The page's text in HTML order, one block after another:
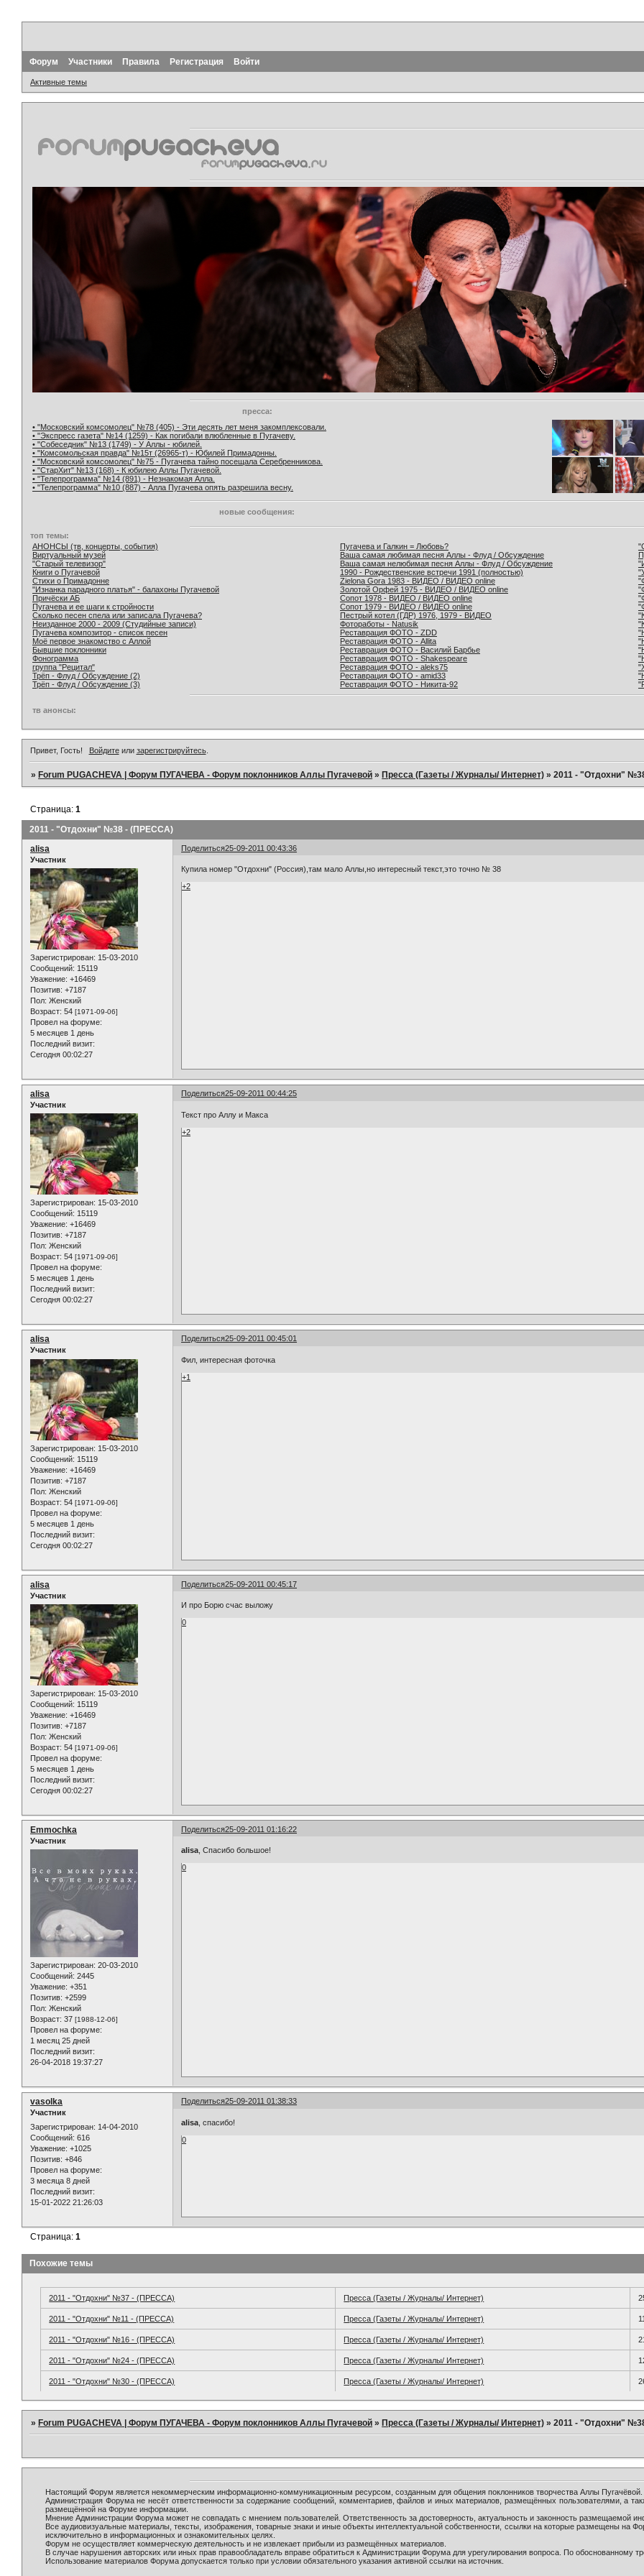
Форум Участники Правила Регистрация Войти
Активные темы
пресса:
• "Московский комсомолец" №78 (405) - Эти десять лет меня закомплексовали.
• "Экспресс газета" №14 (1259) - Как погибали влюбленные в Пугачеву.
• "Собеседник" №13 (1749) - У Аллы - юбилей.
• "Комсомольская правда" №15т (26965-т) - Юбилей Примадонны.
• "Московский комсомолец" №75 - Пугачева тайно посещала Серебренникова.
• "СтарХит" №13 (168) - К юбилею Аллы Пугачевой.
• "Телепрограмма" №14 (891) - Незнакомая Алла.
• "Телепрограмма" №10 (887) - Алла Пугачева опять разрешила весну.
новые сообщения:
топ темы:
АНОНСЫ (тв, концерты, события)
Виртуальный музей
"Старый телевизор"
Книги о Пугачевой
Стихи о Примадонне
"Изнанка парадного платья" - балахоны Пугачевой
Причёски АБ
Пугачева и ее шаги к стройности
Сколько песен спела или записала Пугачева?
Неизданное 2000 - 2009 (Студийные записи)
Пугачева композитор - список песен
Моё первое знакомство с Аллой
Бывшие поклонники
Фонограмма
группа "Рецитал"
Трёп - Флуд / Обсуждение (2)
Трёп - Флуд / Обсуждение (3)
Пугачева и Галкин = Любовь?
Ваша самая любимая песня Аллы - Флуд / Обсуждение
Ваша самая нелюбимая песня Аллы - Флуд / Обсуждение
1990 - Рождественские встречи 1991 (полностью)
Zielona Gora 1983 - ВИДЕО / ВИДЕО online
Золотой Орфей 1975 - ВИДЕО / ВИДЕО online
Сопот 1978 - ВИДЕО / ВИДЕО online
Сопот 1979 - ВИДЕО / ВИДЕО online
Пестрый котел (ГДР) 1976, 1979 - ВИДЕО
Фотоработы - Natusik
Реставрация ФОТО - ZDD
Реставрация ФОТО - Allita
Реставрация ФОТО - Василий Барбье
Реставрация ФОТО - Shakespeare
Реставрация ФОТО - aleks75
Реставрация ФОТО - amid33
Реставрация ФОТО - Никита-92
тв анонсы:
Привет, Гость! Войдитеили зарегистрируйтесь.
»Forum PUGACHEVA | Форум ПУГАЧЕВА - Форум поклонников Аллы Пугачевой »Пресса (Газеты / Журналы/ Интернет) »2011 - "Отдохни"
2011 - "Отдохни" №38 - (ПРЕССА)
Страница:1
Поделиться25-09-2011 00:43:36
alisa
Участник
Зарегистрирован: 15-03-2010
Сообщений: 15119
Уважение: +16469
Позитив: +7187
Пол: Женский
Возраст: 54 [1971-09-06]
Провел на форуме:
5 месяцев 1 день
Последний визит:
Сегодня 00:02:27
Купила номер "Отдохни" (Россия),там мало Аллы,но интересный текст,это точно № 38
+2
Поделиться25-09-2011 00:44:25
alisa
Участник
Зарегистрирован: 15-03-2010
Сообщений: 15119
Уважение: +16469
Позитив: +7187
Пол: Женский
Возраст: 54 [1971-09-06]
Провел на форуме:
5 месяцев 1 день
Последний визит:
Сегодня 00:02:27
Текст про Аллу и Макса
+2
Поделиться25-09-2011 00:45:01
alisa
Участник
Зарегистрирован: 15-03-2010
Сообщений: 15119
Уважение: +16469
Позитив: +7187
Пол: Женский
Возраст: 54 [1971-09-06]
Провел на форуме:
5 месяцев 1 день
Последний визит:
Сегодня 00:02:27
Фил, интересная фоточка
+1
Поделиться25-09-2011 00:45:17
alisa
Участник
Зарегистрирован: 15-03-2010
Сообщений: 15119
Уважение: +16469
Позитив: +7187
Пол: Женский
Возраст: 54 [1971-09-06]
Провел на форуме:
5 месяцев 1 день
Последний визит:
Сегодня 00:02:27
И про Борю счас выложу
0
Поделиться25-09-2011 01:16:22
Emmochka
Участник
Зарегистрирован: 20-03-2010
Сообщений: 2445
Уважение: +351
Позитив: +2599
Пол: Женский
Возраст: 37 [1988-12-06]
Провел на форуме:
1 месяц 25 дней
Последний визит:
26-04-2018 19:37:27
alisa, Спасибо большое!
0
Поделиться25-09-2011 01:38:33
vasolka
Участник
Зарегистрирован: 14-04-2010
Сообщений: 616
Уважение: +1025
Позитив: +846
Провел на форуме:
3 месяца 8 дней
Последний визит:
15-01-2022 21:26:03
alisa , спасибо!
0
Страница:1
Похожие темы
2011 - "Отдохни" №37 - (ПРЕССА) Пресса (Газеты / Журналы/ Интернет)
2011 - "Отдохни" №11 - (ПРЕССА) Пресса (Газеты / Журналы/ Интернет)
2011 - "Отдохни" №16 - (ПРЕССА) Пресса (Газеты / Журналы/ Интернет)
2011 - "Отдохни" №24 - (ПРЕССА) Пресса (Газеты / Журналы/ Интернет)
2011 - "Отдохни" №30 - (ПРЕССА) Пресса (Газеты / Журналы/ Интернет)
» Forum PUGACHEVA | Форум ПУГАЧЕВА - Форум поклонников Аллы Пугачевой » Пресса (Газеты / Журналы/ Интернет) »2011 - "Отдохни"
Настоящий Форум является некоммерческим информационно-коммуникационным ресурсом, созданным для общения поклонников творчества Аллы Пугачёвой.
Администрация Форума не несёт ответственности за содержание сообщений, комментариев, файлов и иных материалов, размещённых пользователями, а
размещённой на Форуме информации.
Мнение Администрации Форума может не совпадать с мнением пользователей. Ответственность за достоверность, актуальность и законность размещаемой
Все аудиовизуальные материалы, тексты, изображения, товарные знаки и иные объекты интеллектуальной собственности, ссылки на которые размещены на
исключительно в информационных и ознакомительных целях.
Форум не осуществляет коммерческую деятельность и не извлекает прибыли из размещённых материалов.
В случае нарушения авторских или иных прав правообладатель вправе обратиться к Администрации Форума для урегулирования вопроса. По обоснованному
Использование материалов Форума допускается только при условии обязательного указания активной ссылки на источник.